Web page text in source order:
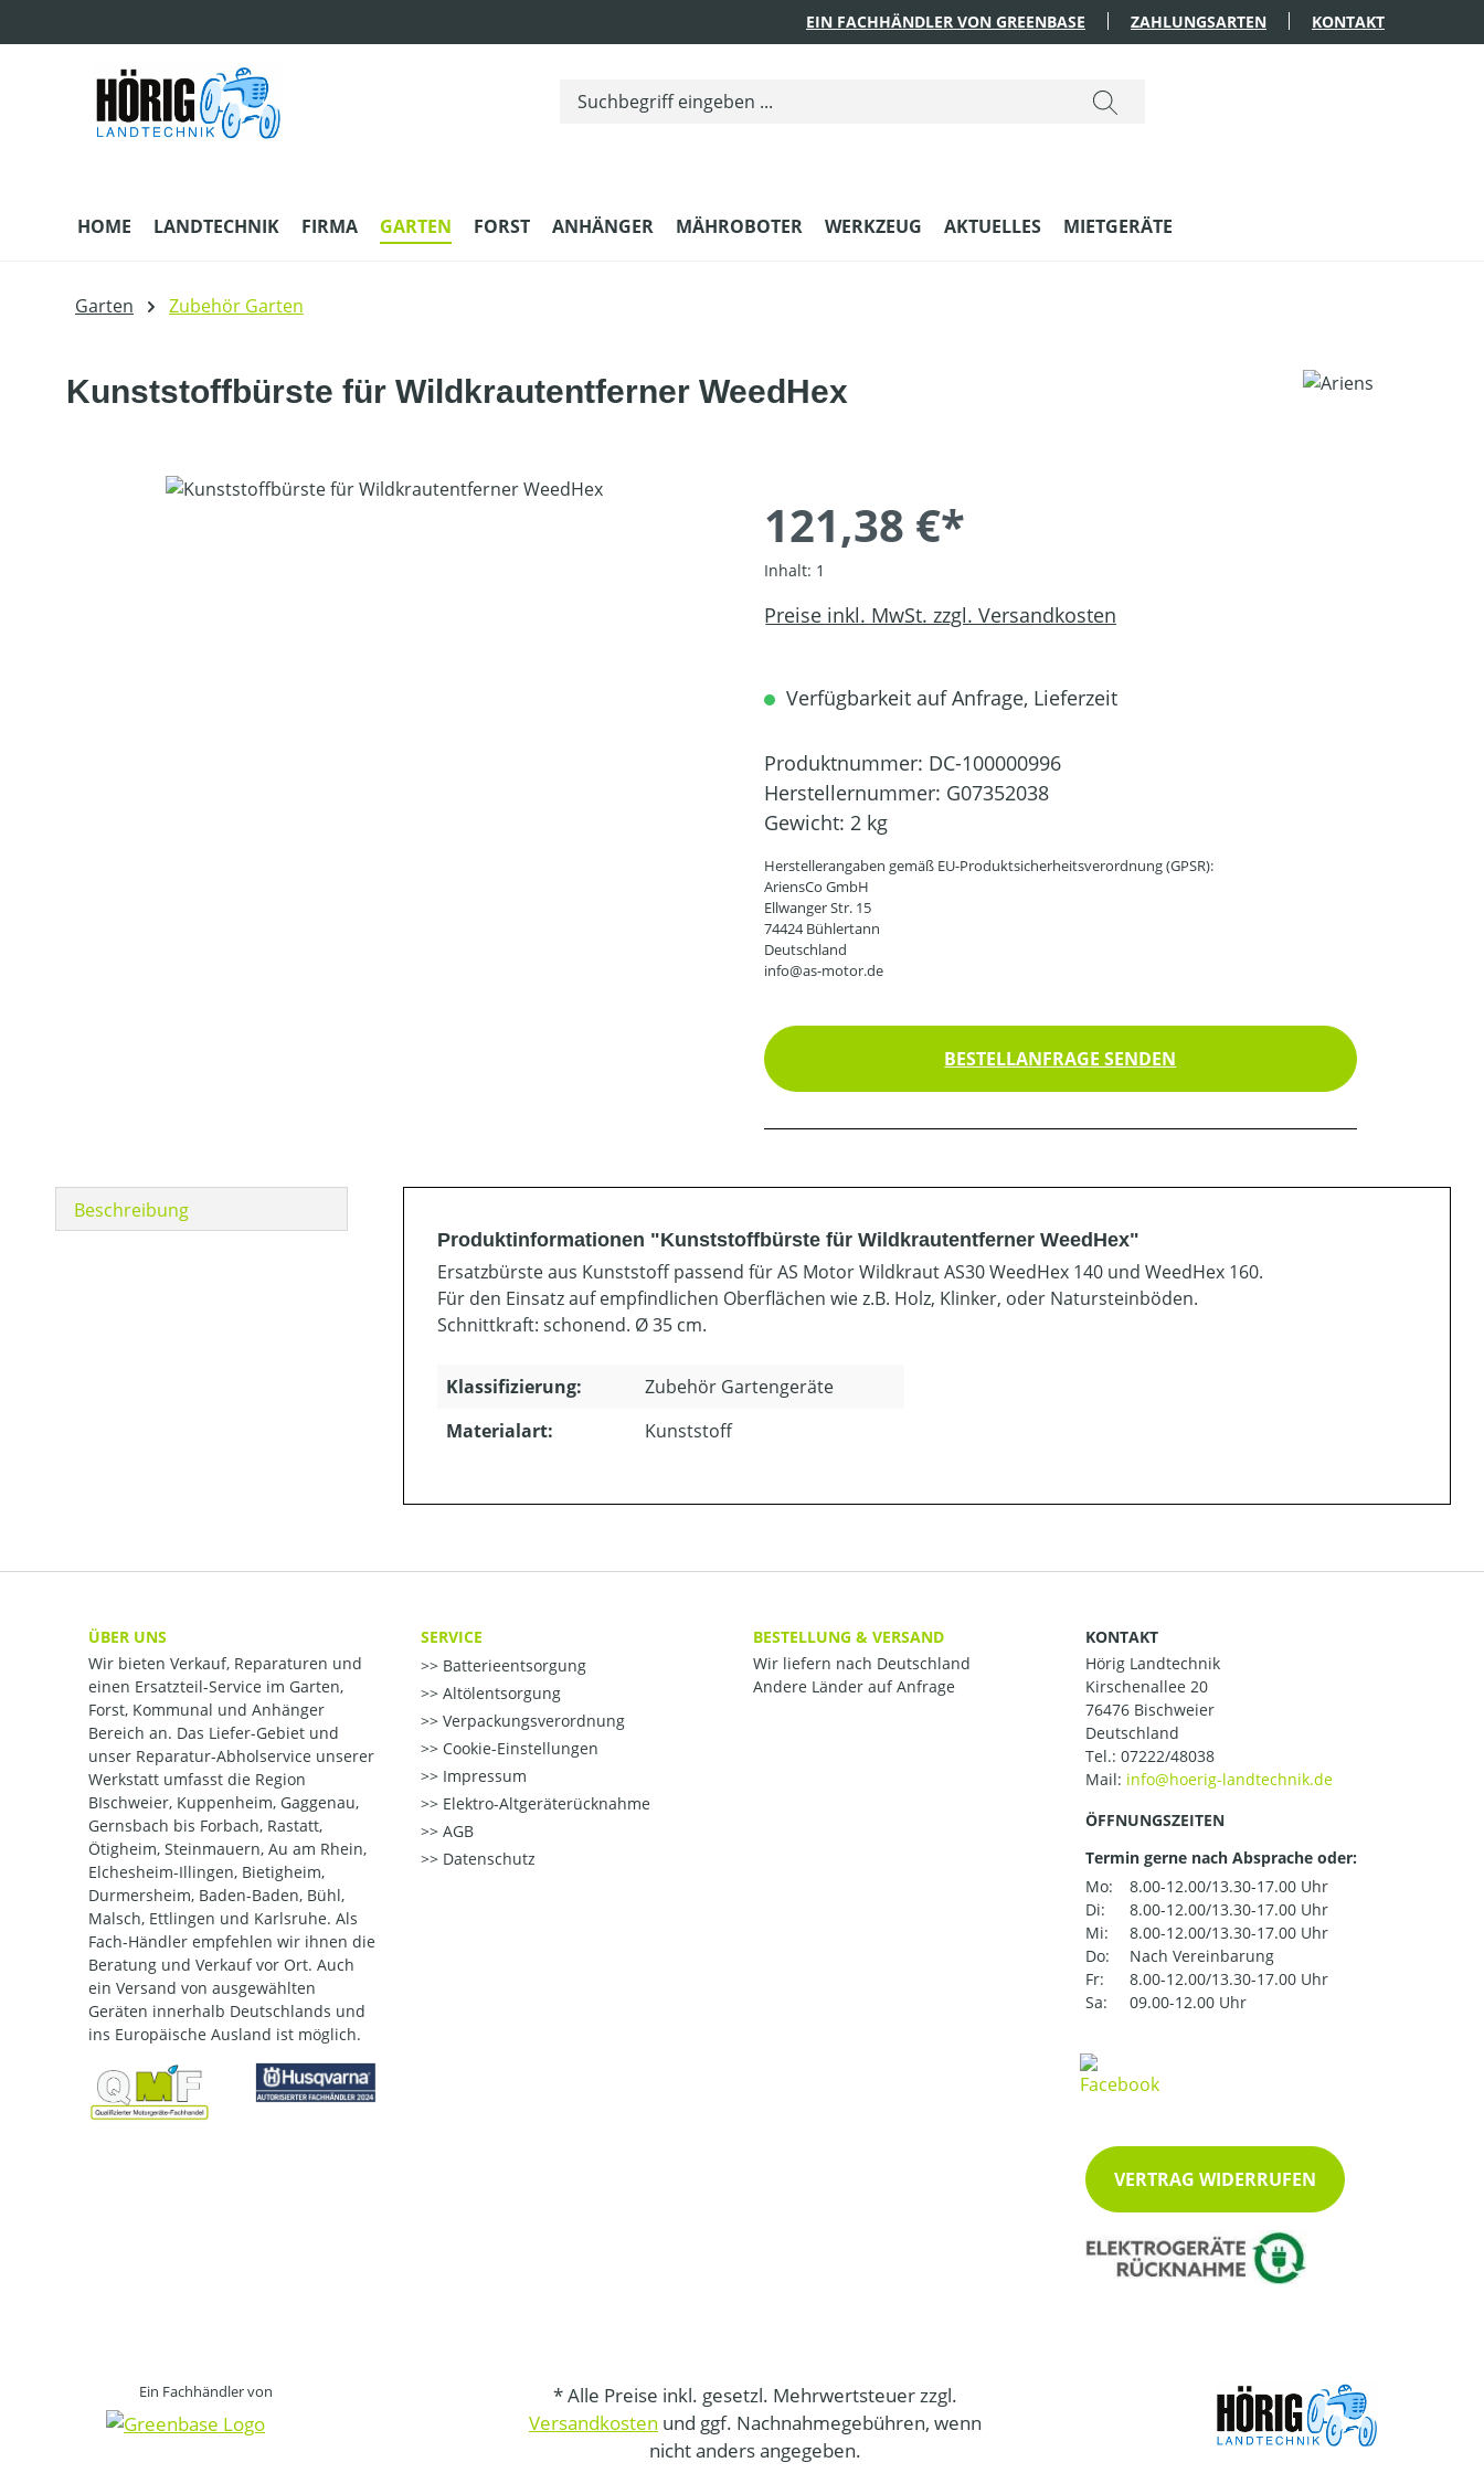
EIN FACHHÄNDLER VON GREENBASE ZAHLUNGSARTEN KONTAKT
HOME LANDTECHNIK FIRMA GARTEN FORST ANHÄNGER MÄHROBOTER WERKZEUG AKTUELLES MIETGERÄTE
Garten Zubehör Garten
Kunststoffbürste für Wildkrautentferner WeedHex
Bildergalerie überspringen
121,38 €*
Inhalt: 1
Preise inkl. MwSt. zzgl. Versandkosten
Verfügbarkeit auf Anfrage, Lieferzeit
Produktnummer: DC-100000996
Herstellernummer: G07352038
Gewicht: 2 kg
Herstellerangaben gemäß EU-Produktsicherheitsverordnung (GPSR):
AriensCo GmbH
Ellwanger Str. 15
74424 Bühlertann
Deutschland
info@as-motor.de
BESTELLANFRAGE SENDEN
Beschreibung
Produktinformationen "Kunststoffbürste für Wildkrautentferner WeedHex"
Ersatzbürste aus Kunststoff passend für AS Motor Wildkraut AS30 WeedHex 140 und WeedHex 160.
Für den Einsatz auf empfindlichen Oberflächen wie z.B. Holz, Klinker, oder Natursteinböden.
Schnittkraft: schonend. Ø 35 cm.
Klassifizierung:
Zubehör Gartengeräte
Materialart:
Kunststoff
ÜBER UNS
Wir bieten Verkauf, Reparaturen und
einen Ersatzteil-Service im Garten,
Forst, Kommunal und Anhänger
Bereich an. Das Liefer-Gebiet und
unser Reparatur-Abholservice unserer
Werkstatt umfasst die Region
BIschweier, Kuppenheim, Gaggenau,
Gernsbach bis Forbach, Rastatt,
Ötigheim, Steinmauern, Au am Rhein,
Elchesheim-Illingen, Bietigheim,
Durmersheim, Baden-Baden, Bühl,
Malsch, Ettlingen und Karlsruhe. Als
Fach-Händler empfehlen wir ihnen die
Beratung und Verkauf vor Ort. Auch
ein Versand von ausgewählten
Geräten innerhalb Deutschlands und
ins Europäische Ausland ist möglich.
SERVICE
Batterieentsorgung
Altölentsorgung
Verpackungsverordnung
Cookie-Einstellungen
Impressum
Elektro-Altgeräterücknahme
AGB
Datenschutz
BESTELLUNG & VERSAND
Wir liefern nach Deutschland
Andere Länder auf Anfrage
KONTAKT
Hörig Landtechnik
Kirschenallee 20
76476 Bischweier
Deutschland
Tel.: 07222/48038
Mail:
ÖFFNUNGSZEITEN
Termin gerne nach Absprache oder:
Mo:
8.00-12.00/13.30-17.00 Uhr
Di:
8.00-12.00/13.30-17.00 Uhr
Mi:
8.00-12.00/13.30-17.00 Uhr
Do:
Nach Vereinbarung
Fr:
8.00-12.00/13.30-17.00 Uhr
Sa:
09.00-12.00 Uhr
VERTRAG WIDERRUFEN
Ein Fachhändler von
* Alle Preise inkl. gesetzl. Mehrwertsteuer zzgl.
Versandkosten und ggf. Nachnahmegebühren, wenn
nicht anders angegeben.